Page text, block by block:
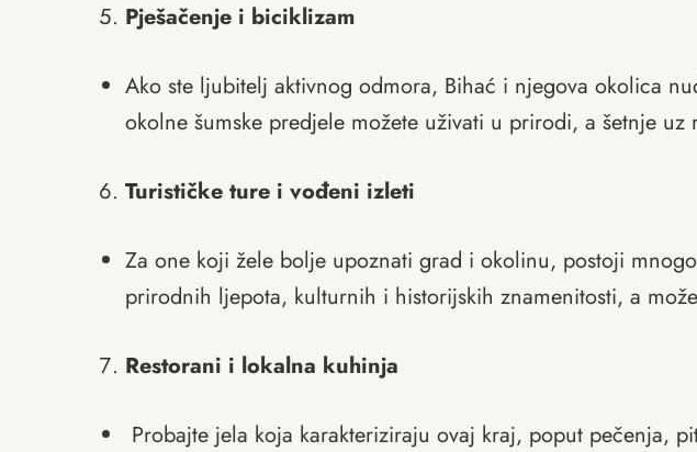
Pješačenje i biciklizam
Ako ste ljubitelj aktivnog odmora, Bihać i njegova okolica
okolne šumske predjele možete uživati u prirodi, a šetnje
Turističke ture i vođeni izleti
Za one koji žele bolje upoznati grad i okolinu, postoji
prirodnih ljepota, kulturnih i historijskih znamenitosti, a
Restorani i lokalna kuhinja
Probajte jela koja karakteriziraju ovaj kraj, poput pečenja,